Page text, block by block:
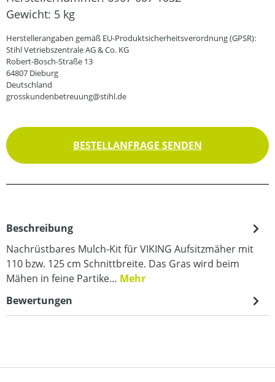
Gewicht: 5 kg
Herstellerangaben gemäß EU-Produktsicherheitsverordnung (GPSR):
Stihl Vetriebszentrale AG & Co. KG
Robert-Bosch-Straße 13
64807 Dieburg
Deutschland
grosskundenbetreuung@stihl.de
BESTELLANFRAGE SENDEN
Beschreibung
Nachrüstbares Mulch-Kit für VIKING Aufsitzmäher mit
110 bzw. 125 cm Schnittbreite. Das Gras wird beim
Mähen in feine Partike… Mehr
Bewertungen